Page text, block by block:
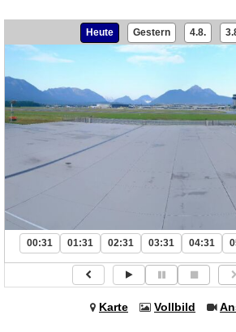
Heute Gestern 4.8.
00:31 01:31 02:31 03:31 04:31
Karte Vollbild